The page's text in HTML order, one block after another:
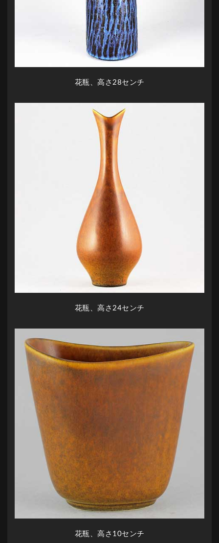
花瓶、高さ28センチ
花瓶、高さ24センチ
花瓶、高さ10センチ